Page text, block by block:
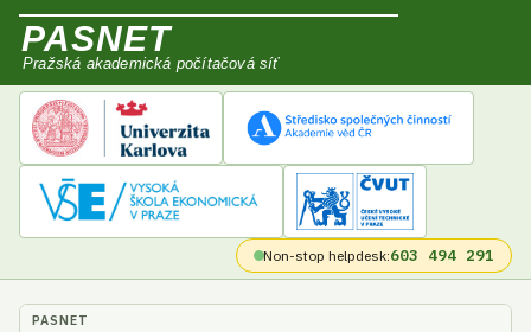
PASNET
Pražská akademická počítačová síť
Non-stop helpdesk:603 494 291
PASNET